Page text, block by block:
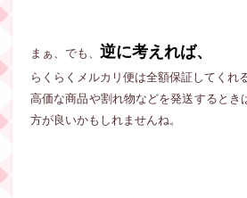
まぁ、でも、 逆に考えれば、
らくらくメルカリ便は全額保証してくれ
高価な商品や割れ物などを発送するとき
方が良いかもしれませんね。